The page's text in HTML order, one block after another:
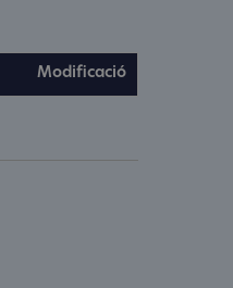
Modificació